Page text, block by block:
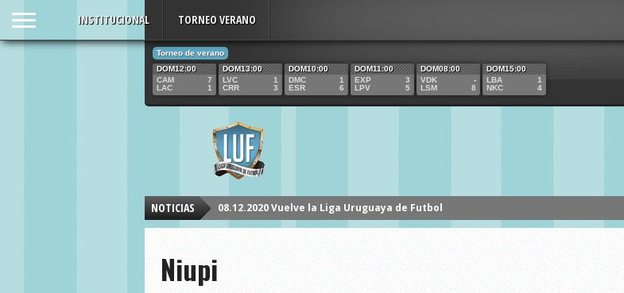
INSTITUCIONAL TORNEO VERANO
Torneo de verano
DOM12:00
CAM
LAC
7
1
DOM13:00
LVC
CRR
1
3
DOM10:00
DMC
ESR
1
6
DOM11:00
EXP
LPV
3
5
DOM08:00
VDK
LSM
-
8
DOM15:00
LBA
NKC
1
4
NOTICIAS
08.12.2020 Vuelve la Liga Uruguaya de Futbol
Niupi
03.12.2017 NIUPI Y LA
VOLUNTAD EMPATARON
FINALIZANDO LA
TEMPORADA 2017.
Dos equipos que llegaban con chance de campeonar el Torneo Clausura, empataron hoy domingo
y con ese resultado Villa Nelly dependia...